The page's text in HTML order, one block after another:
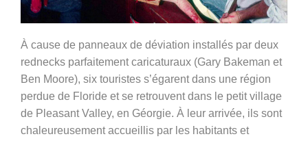
À cause de panneaux de déviation installés par deux
rednecks parfaitement caricaturaux (Gary Bakeman et
Ben Moore), six touristes s’égarent dans une région
perdue de Floride et se retrouvent dans le petit village
de Pleasant Valley, en Géorgie. À leur arrivée, ils sont
chaleureusement accueillis par les habitants et